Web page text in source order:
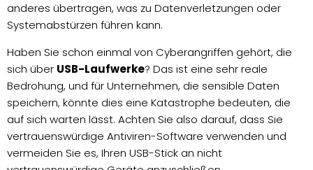
anderes übertragen, was zu Datenverletzungen oder
Systemabstürzen führen kann.
Haben Sie schon einmal von Cyberangriffen gehört, die
sich über USB-Laufwerke? Das ist eine sehr reale
Bedrohung, und für Unternehmen, die sensible Daten
speichern, könnte dies eine Katastrophe bedeuten, die
auf sich warten lässt. Achten Sie also darauf, dass Sie
vertrauenswürdige Antiviren-Software verwenden und
vermeiden Sie es, Ihren USB-Stick an nicht